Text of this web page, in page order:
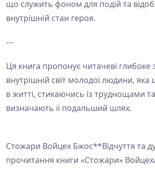
що служить фоном для подій та
внутрішній стан героя.
---
Ця книга пропонує читачеві глибоке
внутрішній світ молодої людини, яка
в житті, стикаючись із труднощами
визначають її подальший шлях.
Стожари Войцех Бжос**Відчуття та
прочитання книги «Стожари»